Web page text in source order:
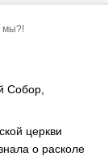
мы?!
Собор,
церкви
о расколе